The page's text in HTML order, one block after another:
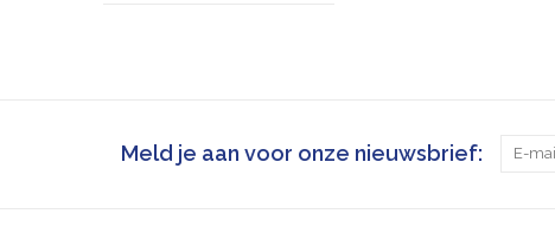
Meld je aan voor onze nieuwsbrief: